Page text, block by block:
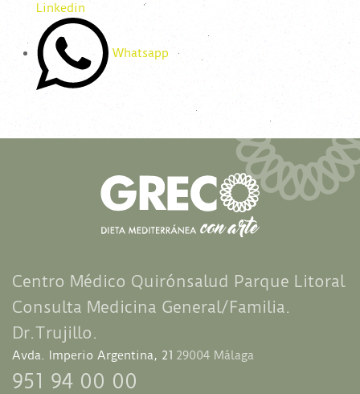
Linkedin
Whatsapp
Centro Médico Quirónsalud Parque Litoral
Consulta Medicina General/Familia.
Dr.Trujillo.
Avda. Imperio Argentina, 21 29004 Málaga
951 94 00 00